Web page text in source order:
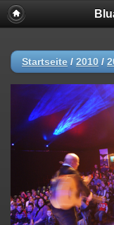
Startseite / 2010 /